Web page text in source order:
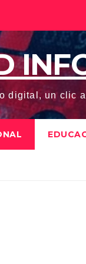
digital, un clic